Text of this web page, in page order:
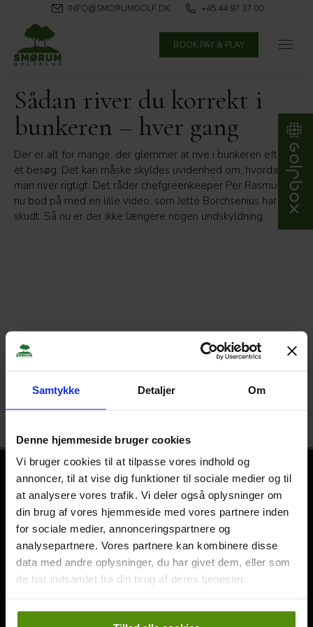
Samtykke Detaljer Om
Denne hjemmeside bruger cookies
Vi bruger cookies til at tilpasse vores indhold og
annoncer, til at vise dig funktioner til sociale medier og til
at analysere vores trafik. Vi deler også oplysninger om
din brug af vores hjemmeside med vores partnere inden
for sociale medier, annonceringspartnere og
analysepartnere. Vores partnere kan kombinere disse
data med andre oplysninger, du har givet dem, eller som
de har indsamlet fra din brug af deres tjenester.
INFO@SMORUMGOLF.DK +45 44 97 37 00
BOOK PAY & PLAY
Sådan river du korrekt i
bunkeren – hver gang
Der er alt for mange, der glemmer at rive i bunkeren efter
et besøg. Det kan måske skyldes uvidenhed om, hvordan
man river rigtigt. Det råder chefgreenkeeper Per Rasmussen
nu bod på med en lille video, som Jette Borchsenius har
skudt. Så nu er der ikke længere nogen undskyldning.
Kontakt
Skebjergvej 46 · 2765 Smørum
info@smorumgolf.dk
+45 44 97 37 00
CVR: 33328990
Bankforbindelse:
Reg.nr.: 5317